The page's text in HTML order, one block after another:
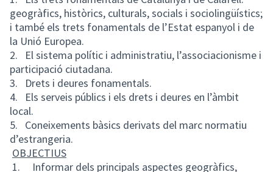
geogràfics, històrics, culturals, socials i sociolingüístics;
i també els trets fonamentals de l’Estat espanyol i de
la Unió Europea.
2. El sistema polític i administratiu, l’associacionisme i
participació ciutadana.
3. Drets i deures fonamentals.
4. Els serveis públics i els drets i deures en l’àmbit
local.
5. Coneixements bàsics derivats del marc normatiu
d’estrangeria.
OBJECTIUS
1. Informar dels principals aspectes geogràfics,